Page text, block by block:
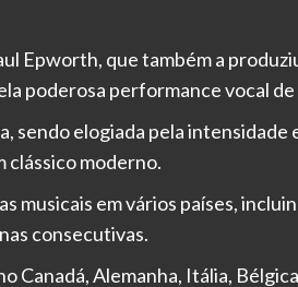
Epworth, que também a
poderosa performance vocal
sendo elogiada pela
clássico moderno.
musicais em vários países,
consecutivas.
Canadá, Alemanha, Itália,